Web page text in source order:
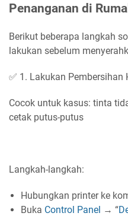
Penanganan di
Berikut beberapa langkah
lakukan sebelum
✅ 1. Lakukan Pembersihan
Cocok untuk kasus: tinta
cetak putus-putus
Langkah-langkah:
Hubungkan printer ke
Buka Control Panel → “